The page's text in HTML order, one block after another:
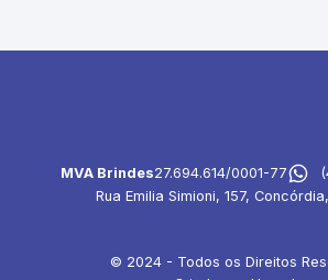
MVA Brindes27.694.614/0001-77
Rua Emilia Simioni, 157,
© 2024 - Todos os Direitos